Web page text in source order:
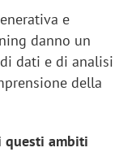
e
danno un
dati e di analisi
della
ambiti